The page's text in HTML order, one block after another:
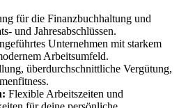
für die Finanzbuchhaltung und
und Jahresabschlüssen.
Unternehmen mit starkem
Arbeitsumfeld.
überdurchschnittliche Vergütung,
Flexible Arbeitszeiten und